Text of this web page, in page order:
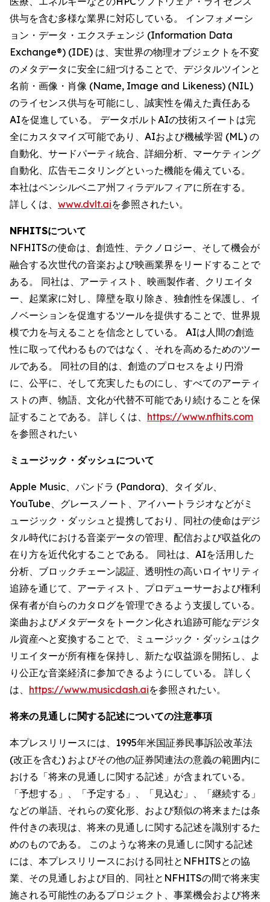
供与を含む多様な業界に対応している。 インフォメーシ
ョン・データ・エクスチェンジ (Information Data
Exchange®) (IDE) は、実世界の物理オブジェクトを不変
のメタデータに安全に紐づけることで、デジタルツインと
名前・画像・肖像 (Name, Image and Likeness) (NIL)
のライセンス供与を可能にし、誠実性を備えた責任ある
AIを促進している。 データボルトAIの技術スイートは完
全にカスタマイズ可能であり、AIおよび機械学習 (ML) の
自動化、サードパーティ統合、詳細分析、マーケティング
自動化、広告モニタリングといった機能を備えている。
本社はペンシルベニア州フィラデルフィアに所在する。
詳しくは、 www.dvlt.aiを参照されたい。
NFHITSについて
NFHITSの使命は、創造性、テクノロジー、そして機会が
融合する次世代の音楽および映画業界をリードすることで
ある。 同社は、アーティスト、映画製作者、クリエイタ
ー、起業家に対し、障壁を取り除き、独創性を保護し、イ
ノベーションを促進するツールを提供することで、世界規
模で力を与えることを信念としている。 AIは人間の創造
性に取って代わるものではなく、それを高めるためのツー
ルである。 同社の目的は、創造のプロセスをより円滑
に、公平に、そして充実したものにし、すべてのアーティ
ストの声、物語、文化が代替不可能であり続けることを保
証することである。 詳しくは、 https://www.nfhits.com
を参照されたい
ミュージック・ダッシュについて
Apple Music、パンドラ (Pandora)、タイダル、
YouTube、グレースノート、アイハートラジオなどがミ
ュージック・ダッシュと提携しており、同社の使命はデジ
タル時代における音楽データの管理、配信および収益化の
在り方を近代化することである。 同社は、AIを活用した
分析、ブロックチェーン認証、透明性の高いロイヤリティ
追跡を通じて、アーティスト、プロデューサーおよび権利
保有者が自らのカタログを管理できるよう支援している。
楽曲およびメタデータをトークン化され追跡可能なデジタ
ル資産へと変換することで、ミュージック・ダッシュはク
リエイターが所有権を保持し、新たな収益源を開拓し、よ
り公正な音楽経済に参加できるようにしている。 詳しく
は、 https://www.musicdash.aiを参照されたい。
将来の見通しに関する記述についての注意事項
本プレスリリースには、1995年米国証券民事訴訟改革法
(改正を含む) およびその他の証券関連法の意義の範囲内に
おける「将来の見通しに関する記述」が含まれている。
「予想する」、「予定する」、「見込む」、「継続する」
などの単語、それらの変化形、および類似の将来または条
件付きの表現は、将来の見通しに関する記述を識別するた
めのものである。 このような将来の見通しに関する記述
には、本プレスリリースにおける同社とNFHITSとの協
業、その見通しおよび目的、同社とNFHITSの間で将来実
施される可能性のあるプロジェクト、事業機会および将来